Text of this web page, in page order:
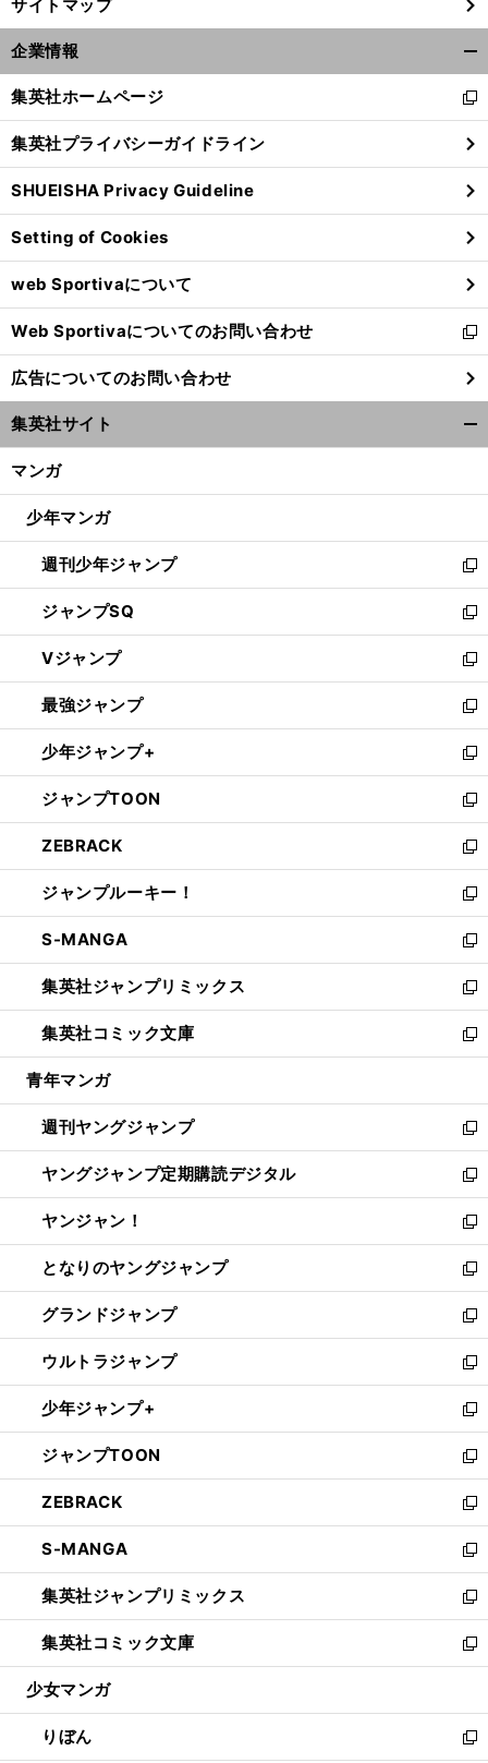
サイトマップ
企業情報
閉
る
集英社ホームページ
新
し
い
ウ
ィ
ン
ド
ウ
で
開
く
集英社プライバシーガイドライン
SHUEISHA Privacy Guideline
Setting of Cookies
web Sportivaについて
Web Sportivaについてのお問い合わせ
新
し
い
ウ
ィ
ン
ウ
開
く
広告についてのお問い合わせ
集英社サイト
マンガ
少年マンガ
週刊少年ジャンプ
新
し
い
ウ
ィ
ン
ド
ウ
で
開
く
ジャンプSQ
新
し
い
ウ
ィ
ン
ド
ウ
で
開
く
Vジャンプ
新
し
い
ウ
ィ
ン
ド
ウ
で
開
く
最強ジャンプ
新
し
い
ウ
ィ
ン
ド
ウ
で
開
く
少年ジャンプ+
新
し
い
ウ
ィ
ン
ド
ウ
で
開
く
ジャンプTOON
新
し
い
ウ
ィ
ン
ド
ウ
で
開
く
ZEBRACK
新
し
い
ウ
ィ
ン
ド
ウ
で
開
ジャンプルーキー！
新
し
い
ウ
ィ
ン
ド
ウ
開
く
S-MANGA
新
し
い
ウ
ィ
ン
ウ
で
開
く
集英社ジャンプリミックス
新
し
い
ウ
ン
ド
ウ
で
開
く
集英社コミック文庫
新
し
ウ
ィ
ン
ド
ウ
で
開
く
青年マンガ
週刊ヤングジャンプ
新
し
い
ウ
ィ
ン
ド
ウ
で
開
く
ヤングジャンプ定期購読デジタル
新
し
い
ウ
ィ
ン
ド
ウ
で
開
く
ヤンジャン！
新
し
い
ウ
ィ
ン
ド
ウ
で
開
く
となりのヤングジャンプ
新
し
い
ウ
ィ
ン
ド
ウ
で
開
く
グランドジャンプ
新
し
い
ウ
ィ
ン
ド
ウ
で
開
く
ウルトラジャンプ
新
し
い
ウ
ィ
ン
ド
ウ
で
開
く
少年ジャンプ+
新
し
い
ウ
ィ
ン
ド
ウ
で
開
く
ジャンプTOON
新
し
い
ウ
ィ
ン
ド
ウ
で
開
ZEBRACK
新
し
い
ウ
ィ
ン
ド
ウ
開
く
S-MANGA
新
し
い
ウ
ィ
ン
ウ
で
集英社ジャンプリミックス
新
し
い
ウ
ン
ド
集英社コミック文庫
新
し
ウ
ィ
少女マンガ
りぼん
新